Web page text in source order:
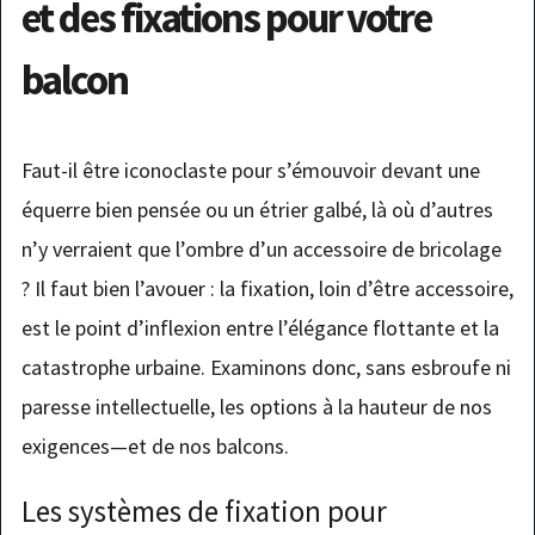
et des fixations pour votre
balcon
Faut-il être iconoclaste pour s’émouvoir devant une
équerre bien pensée ou un étrier galbé, là où d’autres
n’y verraient que l’ombre d’un accessoire de bricolage
? Il faut bien l’avouer : la fixation, loin d’être accessoire,
est le point d’inflexion entre l’élégance flottante et la
catastrophe urbaine. Examinons donc, sans esbroufe ni
paresse intellectuelle, les options à la hauteur de nos
exigences—et de nos balcons.
Les systèmes de fixation pour